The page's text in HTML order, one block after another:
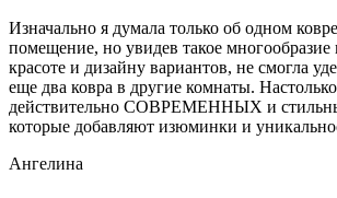
Изначально я думала только об одном
помещение, но увидев такое
красоте и дизайну вариантов, не смогла
еще два ковра в другие комнаты.
действительно СОВРЕМЕННЫХ и
которые добавляют изюминки и
Ангелина